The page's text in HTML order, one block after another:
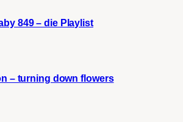
849 – die Playlist
– turning down flowers